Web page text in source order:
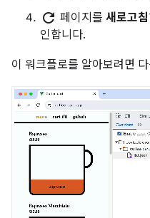
refresh 페이지를 새로고침
인합니다.
이 워크플로를 알아보려면